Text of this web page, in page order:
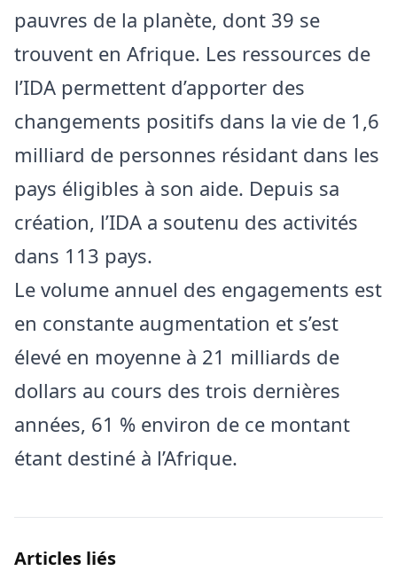
pauvres de la planète, dont 39 se
trouvent en Afrique. Les ressources de
l’IDA permettent d’apporter des
changements positifs dans la vie de 1,6
milliard de personnes résidant dans les
pays éligibles à son aide. Depuis sa
création, l’IDA a soutenu des activités
dans 113 pays.
Le volume annuel des engagements est
en constante augmentation et s’est
élevé en moyenne à 21 milliards de
dollars au cours des trois dernières
années, 61 % environ de ce montant
étant destiné à l’Afrique.
Articles liés